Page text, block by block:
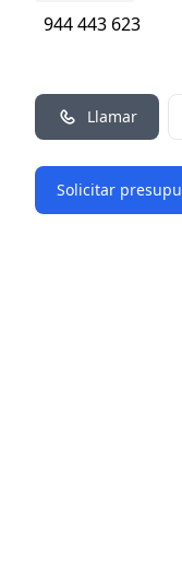
944 443 623
Llamar
Solicitar